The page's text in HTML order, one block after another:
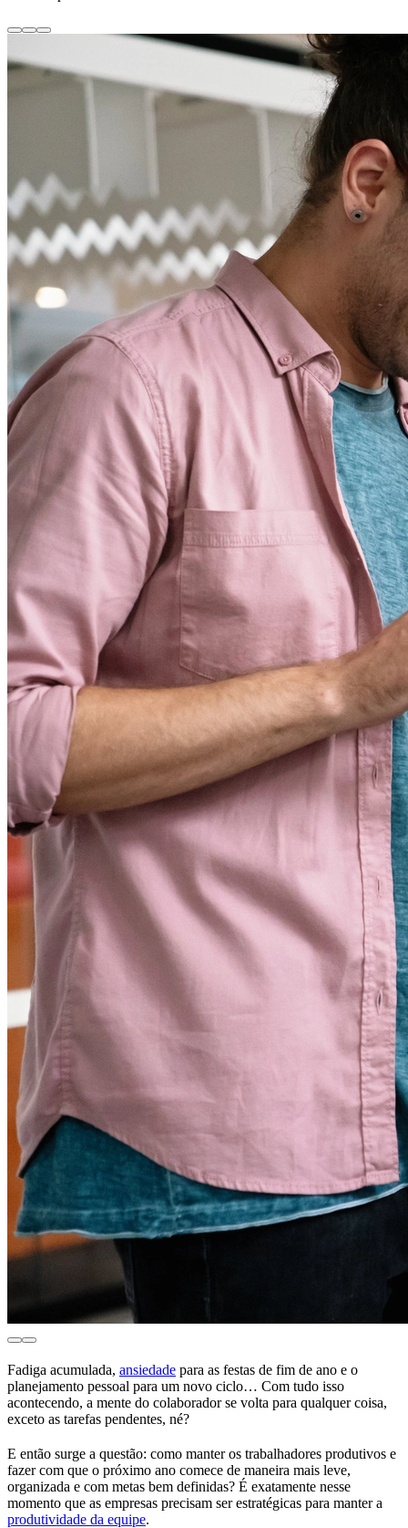
Fadiga acumulada, ansiedade para as festas de fim de ano e o
planejamento pessoal para um novo ciclo… Com tudo isso
acontecendo, a mente do colaborador se volta para qualquer coisa,
exceto as tarefas pendentes, né?
E então surge a questão: como manter os trabalhadores produtivos e
fazer com que o próximo ano comece de maneira mais leve,
organizada e com metas bem definidas? É exatamente nesse
momento que as empresas precisam ser estratégicas para manter a
produtividade da equipe.